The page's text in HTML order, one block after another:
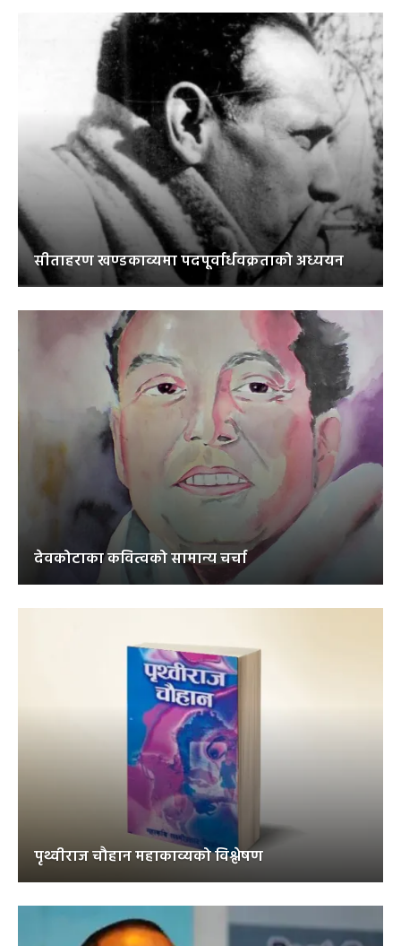
सीताहरण खण्डकाव्यमा पदपूर्वार्धवक्रताको अध्ययन
देवकोटाका कवित्वको सामान्य चर्चा
पृथ्वीराज चौहान महाकाव्यको विश्लेषण